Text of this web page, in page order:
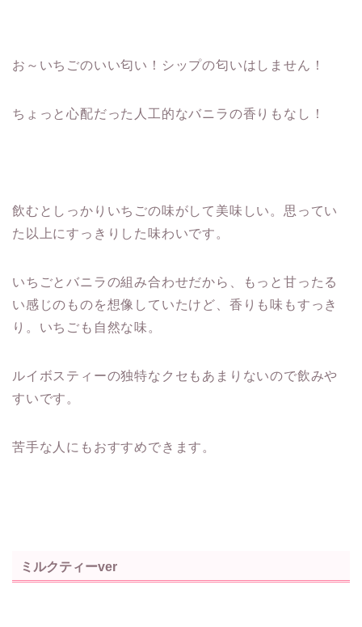
お～いちごのいい匂い！シップの匂いはしません！
ちょっと心配だった人工的なバニラの香りもなし！
飲むとしっかりいちごの味がして美味しい。思ってい
た以上にすっきりした味わいです。
いちごとバニラの組み合わせだから、もっと甘ったる
い感じのものを想像していたけど、香りも味もすっき
り。いちごも自然な味。
ルイボスティーの独特なクセもあまりないので飲みや
すいです。
苦手な人にもおすすめできます。
ミルクティーver